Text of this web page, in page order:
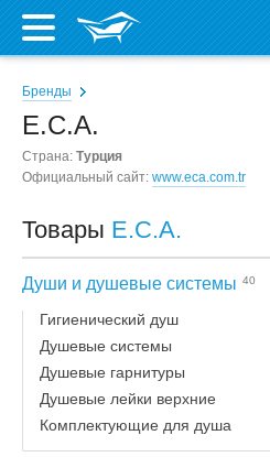
Бренды
E.C.A.
Страна: Турция
Официальный сайт: www.eca.com.tr
Товары E.C.A.
Души и душевые системы 40
Гигиенический душ
Душевые системы
Душевые гарнитуры
Душевые лейки верхние
Комплектующие для душа